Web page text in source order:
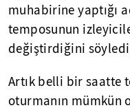
muhabirine yaptığı
temposunun
değiştirdiğini
Artık belli bir saatte
oturmanın mümkün